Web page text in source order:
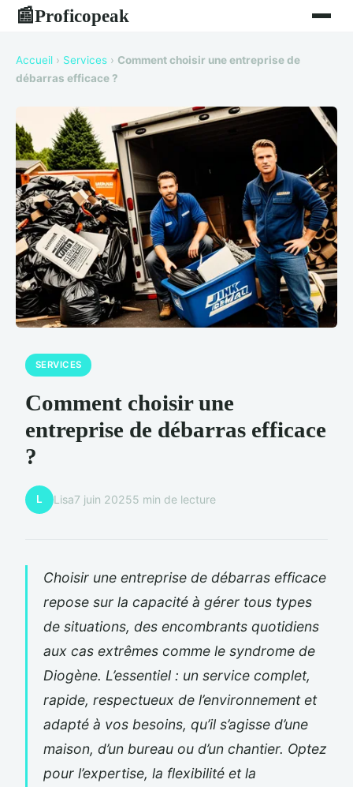
📰Proficopeak
Accueil › Services › Comment choisir une entreprise de
débarras efficace ?
SERVICES
Comment choisir une
entreprise de débarras efficace
?
L Lisa7 juin 20255 min de lecture
Choisir une entreprise de débarras efficace
repose sur la capacité à gérer tous types
de situations, des encombrants quotidiens
aux cas extrêmes comme le syndrome de
Diogène. L’essentiel : un service complet,
rapide, respectueux de l’environnement et
adapté à vos besoins, qu’il s’agisse d’une
maison, d’un bureau ou d’un chantier. Optez
pour l’expertise, la flexibilité et la